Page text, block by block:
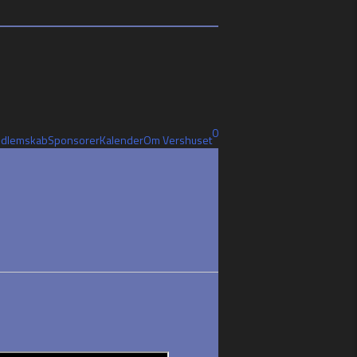
SponsorerKalenderOm Vershuset0